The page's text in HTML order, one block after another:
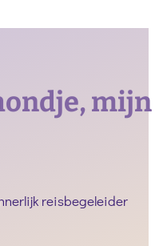
reisbegeleider